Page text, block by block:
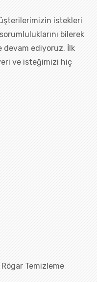
istekleri
bilerek
ediyoruz. İlk
ve isteğimizi hiç
Temizleme